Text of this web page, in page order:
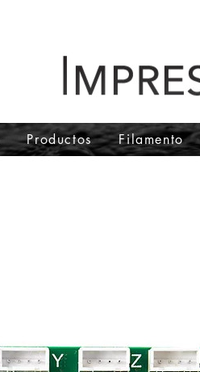
Productos Filamento